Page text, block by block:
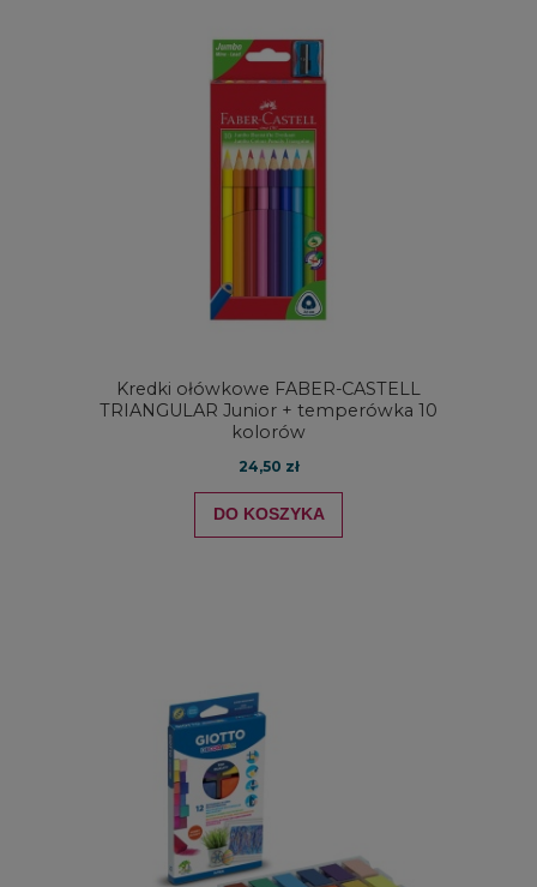
Kredki ołówkowe FABER-CASTELL
TRIANGULAR Junior + temperówka 10
kolorów
24,50 zł
DO KOSZYKA